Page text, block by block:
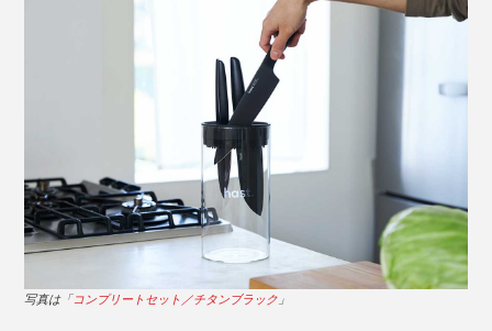
写真は「コンプリートセット／チタンブラック 」